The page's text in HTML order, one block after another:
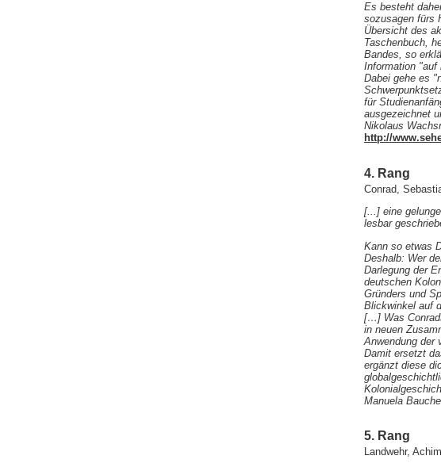
Es besteht
sozusagen fürs
Übersicht des
Taschenbuch,
Bandes, so
Information "auf
Dabei gehe es
für
ausgezeichnet
Nikolaus
http://
4. Rang
Conrad,
[...] eine
lesbar
Kann so etwas
Deshalb: Wer
Darlegung der
deutschen
Gründers und
Blickwinkel auf
[…] Was
in neuen
Anwendung der
Damit ersetzt
ergänzt diese
Manuela
5. Rang
Landwehr,